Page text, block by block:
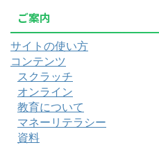
ご案内
サイトの使い方
コンテンツ
スクラッチ
オンライン
教育について
マネーリテラシー
資料